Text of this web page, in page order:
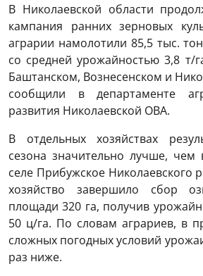
В Николаевской области
кампания ранних зерновых
аграрии намолотили 85,5 тыс.
со средней урожайностью 3,8 т/
Баштанском, Вознесенском и
сообщили в департаменте
развития Николаевской ОВА.
В отдельных хозяйствах
сезона значительно лучше,
селе Прибужское Николаевского
хозяйство завершило сбор
площади 320 га, получив
50 ц/га. По словам аграриев, в
сложных погодных условий
раз ниже.